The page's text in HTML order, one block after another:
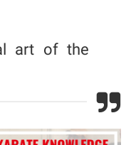
art of the